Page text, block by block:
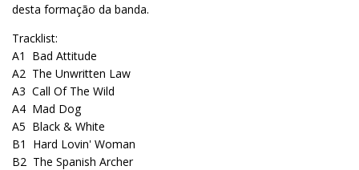
desta formação da banda.
Tracklist:
A1
Bad Attitude
A2 The Unwritten Law
A3 Call Of The Wild
A4 Mad Dog
A5 Black & White
B1
Hard Lovin' Woman
B2 The Spanish Archer